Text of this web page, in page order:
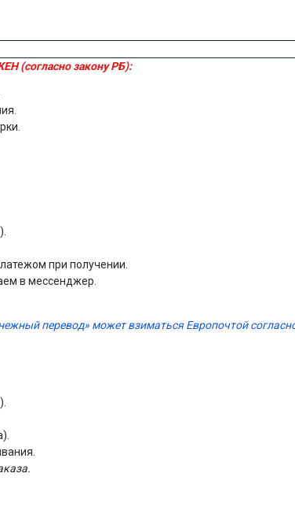
(согласно закону РБ):
при получении.
в мессенджер.
перевод» может взиматься Европочтой